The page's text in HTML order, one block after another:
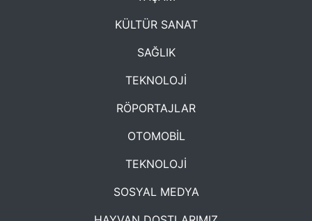
KÜLTÜR SANAT
SAĞLIK
TEKNOLOJİ
RÖPORTAJLAR
OTOMOBİL
TEKNOLOJİ
SOSYAL MEDYA